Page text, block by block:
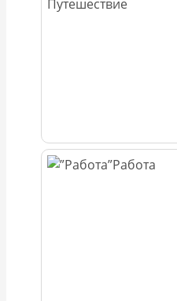
Путешествие
Работа